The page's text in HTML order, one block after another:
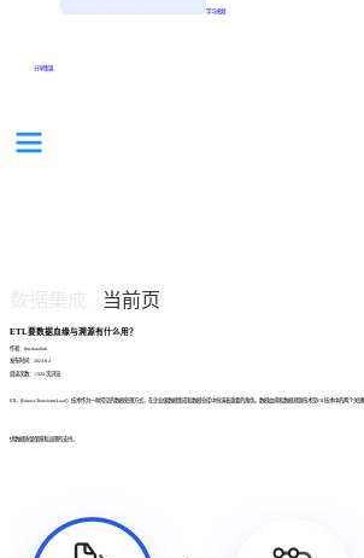
学习视频
分享集锦
当前页
ETL要数据血缘与溯源有什么用？
作者：finedatalink
发布时间：2023.8.4
阅读次数：1,928 次浏览
ETL（Extract-Transform-Load）技术作为一种常见的数据处理方式，在企业级数据集成和数据仓库中扮演着重要的角色。数据血缘和数据溯源技术是ETL技术中的两个
供数据质量保障和治理的支持。